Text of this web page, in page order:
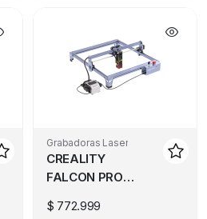
Grabadoras Laser
CREALITY
FALCON PRO
$ 772.999